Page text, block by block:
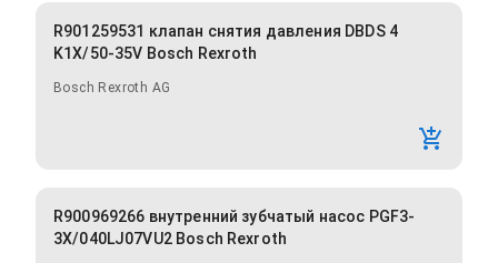
R901259531 клапан снятия давления DBDS 4
K1X/50-35V Bosch Rexroth
Bosch Rexroth AG
R900969266 внутренний зубчатый насос PGF3-
3X/040LJ07VU2 Bosch Rexroth